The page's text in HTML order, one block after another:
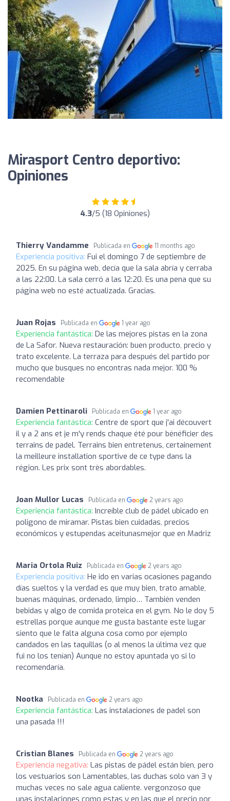
Mirasport Centro deportivo:
Opiniones
4.3/5 (18 Opiniones)
Thierry Vandamme Publicada en 11 months ago
Experiencia positiva: Fui el domingo 7 de septiembre de
2025. En su página web, decía que la sala abría y cerraba
a las 22:00. La sala cerró a las 12:20. Es una pena que su
página web no esté actualizada. Gracias.
Juan Rojas Publicada en 1 year ago
Experiencia fantástica: De las mejores pistas en la zona
de La Safor. Nueva restauración: buen producto, precio y
trato excelente. La terraza para después del partido por
mucho que busques no encontras nada mejor. 100 %
recomendable
Damien Pettinaroli Publicada en 1 year ago
Experiencia fantástica: Centre de sport que j'ai découvert
il y a 2 ans et je m'y rends chaque été pour bénéficier des
terrains de padel. Terrains bien entretenus, certainement
la meilleure installation sportive de ce type dans la
région. Les prix sont très abordables.
Joan Mullor Lucas Publicada en 2 years ago
Experiencia fantástica: Increíble club de pádel ubicado en
poligono de miramar. Pistas bien cuidadas, precios
económicos y estupendas aceitunasmejor que en Madriz
Maria Ortola Ruiz Publicada en 2 years ago
Experiencia positiva: He ido en varias ocasiones pagando
días sueltos y la verdad es que muy bien, trato amable,
buenas máquinas, ordenado, limpio… También venden
bebidas y algo de comida proteica en el gym. No le doy 5
estrellas porque aunque me gusta bastante este lugar
siento que le falta alguna cosa como por ejemplo
candados en las taquillas (o al menos la última vez que
fui no los tenían) Aunque no estoy apuntada yo si lo
recomendaría.
Nootka Publicada en 2 years ago
Experiencia fantástica: Las instalaciones de padel son
una pasada !!!
Cristian Blanes Publicada en 2 years ago
Experiencia negativa: Las pistas de pádel están bien, pero
los vestuarios son Lamentables, las duchas solo van 3 y
muchas veces no sale agua caliente. vergonzoso que
unas instalaciones como estas y en las que el precio por